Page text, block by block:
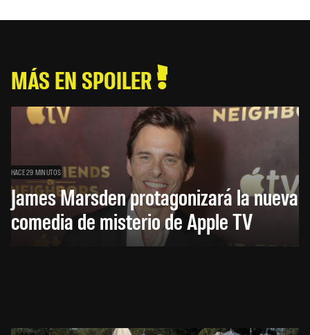
MÁS EN SPOILER
HACE 29 MINUTOS
James Marsden protagonizará la nueva
comedia de misterio de Apple TV